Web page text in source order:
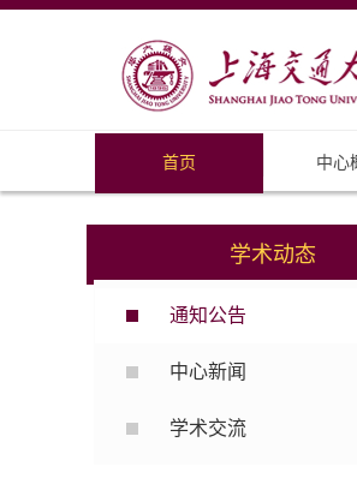
首页 中心
学术动态
通知公告
中心新闻
学术交流